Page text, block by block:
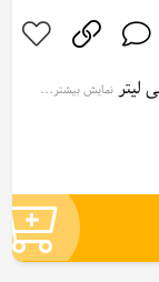
نمایش بیشتر...